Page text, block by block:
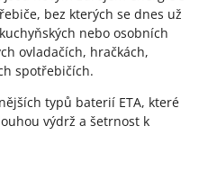
bez kterých se dnes už
nebo osobních
ovladačích, hračkách,
spotřebičích.
typů baterií ETA, které
výdrž a šetrnost k